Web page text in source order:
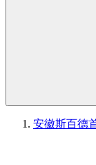
安徽斯百德